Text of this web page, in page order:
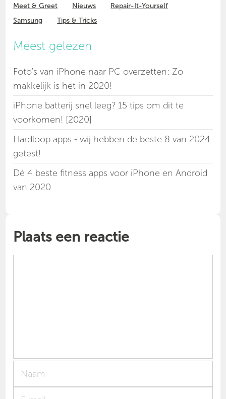
Meet & Greet
Nieuws
Repair-It-Yourself
Samsung
Tips & Tricks
Meest gelezen
Foto's van iPhone naar PC overzetten: Zo
makkelijk is het in 2020!
iPhone batterij snel leeg? 15 tips om dit te
voorkomen! [2020]
Hardloop apps - wij hebben de beste 8 van 2024
getest!
Dé 4 beste fitness apps voor iPhone en Android
van 2020
Plaats een reactie